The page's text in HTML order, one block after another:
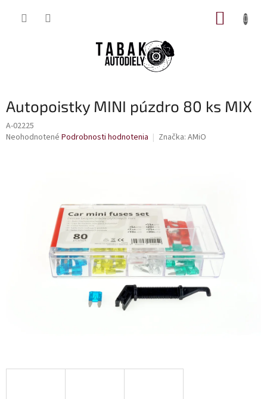
Autopoistky MINI púzdro 80 ks MIX
A-02225
Priemerné
Neohodnotené Podrobnosti hodnotenia Značka: AMiO